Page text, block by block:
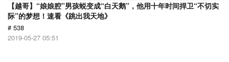
【越哥】“娘娘腔”男孩蜕变成“白天鹅”，他用十年时间捍卫“不切实
际”的梦想！速看《跳出我天地》
# 538
2019-05-27 05:51